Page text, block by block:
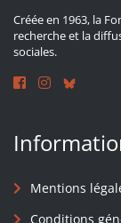
Créée en 1963, la
recherche et la
sociales.
Mentions
Conditions